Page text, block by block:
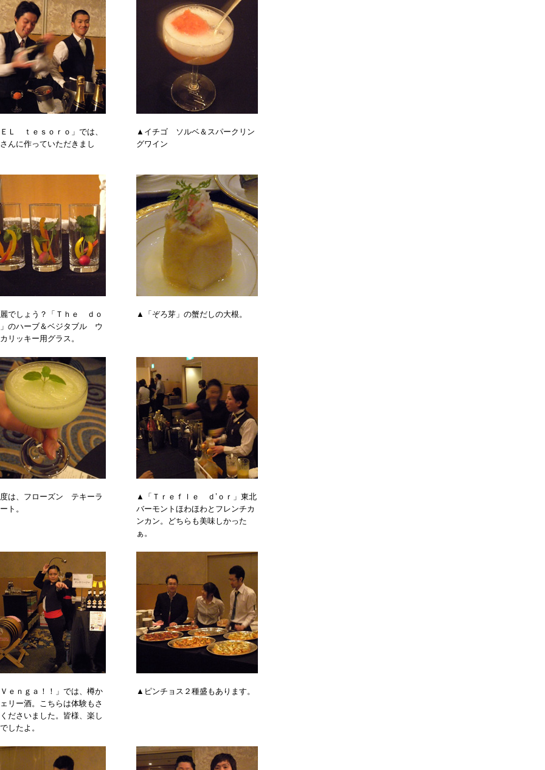
Ｌ ｔｅｓｏｒｏ」では、
んに作っていただきまし
▲イチゴ ソルベ＆スパークリン
グワイン
でしょう？「Ｔｈｅ ｄｏ
のハーブ＆ベジタブル ウ
リッキー用グラス。
▲「ぞろ芽」の蟹だしの大根。
は、フローズン テキーラ
ト。
▲「Ｔｒｅｆｌｅ ｄ’ｏｒ」東北
バーモントほわほわとフレンチカ
ンカン。どちらも美味しかった
ぁ。
ｅｎｇａ！！」では、樽か
リー酒。こちらは体験もさ
ださいました。皆様、楽し
したよ。
▲ピンチョス２種盛もあります。